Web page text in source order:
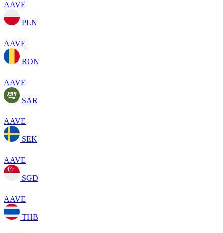
AAVE
PLN
AAVE
RON
AAVE
SAR
AAVE
SEK
AAVE
SGD
AAVE
THB